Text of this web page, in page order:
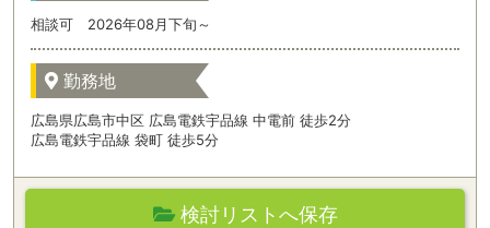
相談可 2026年08月下旬～
勤務地
広島県広島市中区 広島電鉄宇品線 中電前 徒歩2分
広島電鉄宇品線 袋町 徒歩5分
検討リストへ保存